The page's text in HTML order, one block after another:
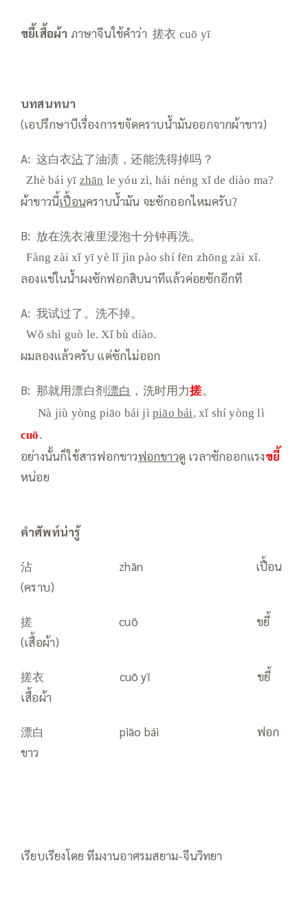
ขยี้เสื้อผ้า ภาษาจีนใช้คำว่า 搓衣 cuō yī
บทสนทนา
(เอปรึกษาบีเรื่องการขจัดคราบน้ำมันออกจากผ้าขาว)
A: 这白衣沾了油渍，还能洗得掉吗？
Zhè bái yī zhān le yóu zì, hái néng xǐ de diào ma?
ผ้าขาวนี้เปื้อนคราบน้ำมัน จะซักออกไหมครับ?
B: 放在洗衣液里浸泡十分钟再洗。
Fàng zài xǐ yī yè lǐ jìn pào shí fēn zhōng zài xǐ.
ลองแช่ในน้ำผงซักฟอกสิบนาทีแล้วค่อยซักอีกที
A: 我试过了。洗不掉。
Wǒ shì guò le. Xǐ bù diào.
ผมลองแล้วครับ แต่ซักไม่ออก
B: 那就用漂白剂漂白 ，洗时用力搓。
Nà jiù yòng piāo bái jì piāo bái , xǐ shí yòng lì
cuō.
อย่างนั้นก็ใช้สารฟอกขาวฟอกขาวดู เวลาซักออกแรงขยี้
หน่อย
คำศัพท์น่ารู้
沾 zhān เปื้อน
(คราบ)
搓 cuō ขยี้
(เสื้อผ้า)
搓衣 cuō yī ขยี้
เสื้อผ้า
漂白 piāo bái ฟอก
ขาว
เรียบเรียงโดย ทีมงานอาศรมสยาม-จีนวิทยา